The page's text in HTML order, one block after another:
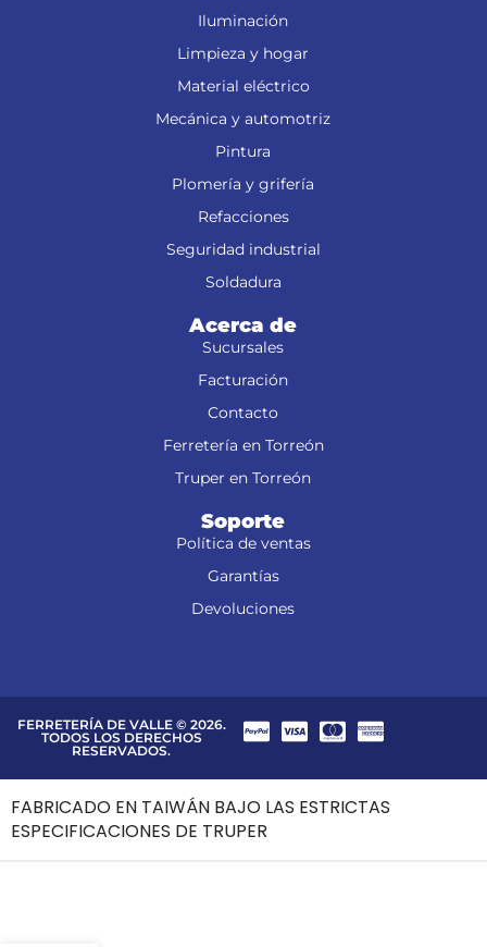
Iluminación
Limpieza y hogar
Material eléctrico
Mecánica y automotriz
Pintura
Plomería y grifería
Refacciones
Seguridad industrial
Soldadura
Acerca de
Sucursales
Facturación
Contacto
Ferretería en Torreón
Truper en Torreón
Soporte
Política de ventas
Garantías
Devoluciones
FERRETERÍA DE VALLE © 2026.
TODOS LOS DERECHOS
RESERVADOS.
FABRICADO EN TAIWÁN BAJO LAS ESTRICTAS
ESPECIFICACIONES DE TRUPER